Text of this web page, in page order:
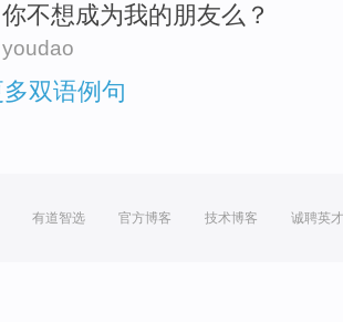
你不想成为我的朋友么？
youdao
双语例句
有道智选 官方博客 技术博客 诚聘英才